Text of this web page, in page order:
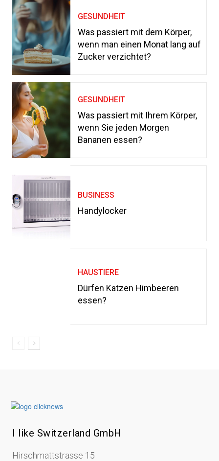
GESUNDHEIT
Was passiert mit dem Körper,
wenn man einen Monat lang auf
Zucker verzichtet?
GESUNDHEIT
Was passiert mit Ihrem Körper,
wenn Sie jeden Morgen
Bananen essen?
BUSINESS
Handylocker
HAUSTIERE
Dürfen Katzen Himbeeren
essen?
I like Switzerland GmbH
Hirschmattstrasse 15